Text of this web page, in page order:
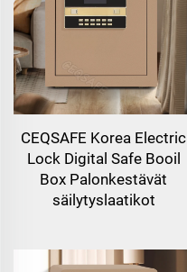
CEQSAFE Korea Electric
Lock Digital Safe Booil
Box Palonkestävät
säilytyslaatikot